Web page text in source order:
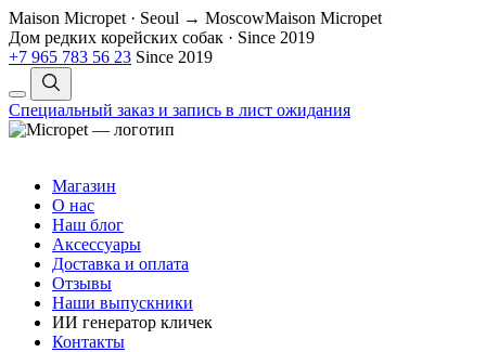
Maison Micropet · Seoul → MoscowMaison Micropet
Дом редких корейских собак · Since 2019
+7 965 783 56 23 Since 2019
Специальный заказ и запись в лист ожидания
Магазин
О нас
Наш блог
Аксессуары
Доставка и оплата
Отзывы
Наши выпускники
ИИ генератор кличек
Контакты